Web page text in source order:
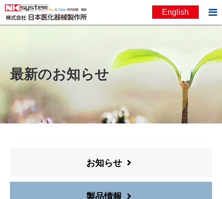
English 
最新のお知らせ
お知らせ
製品情報